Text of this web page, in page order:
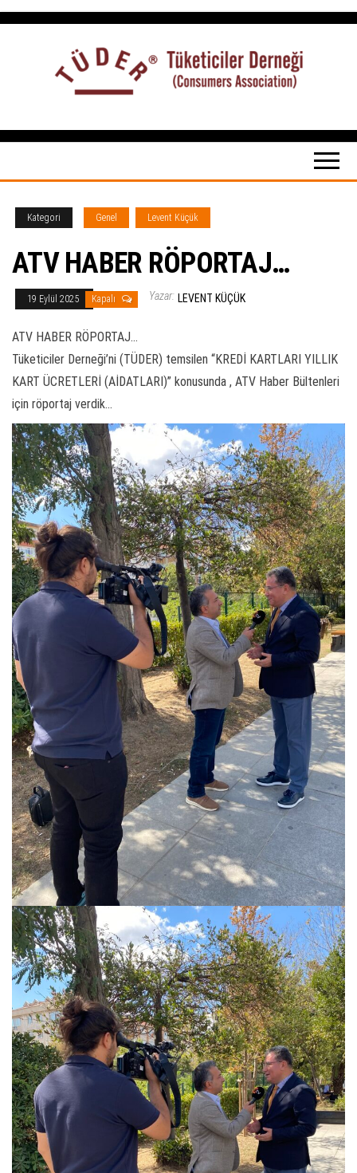
İçeriğe
Tüketiciler
tuketicilerdernegi.org.tr
Kategori Genel Levent Küçük
ATV HABER RÖPORTAJ…
19 Eylül 2025 Kapalı Yazar: LEVENT KÜÇÜK
ATV HABER RÖPORTAJ…
Tüketiciler Derneği’ni (TÜDER) temsilen “KREDİ KARTLARI YILLIK
KART ÜCRETLERİ (AİDATLARI)” konusunda , ATV Haber Bültenleri
için röportaj verdik…